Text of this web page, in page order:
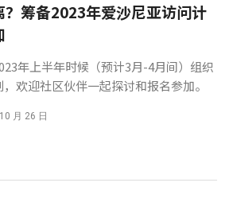
筹备2023年爱沙尼亚访问计
年上半年时候（预计3月-4月间）组织
欢迎社区伙伴一起探讨和报名参加。
月 26 日